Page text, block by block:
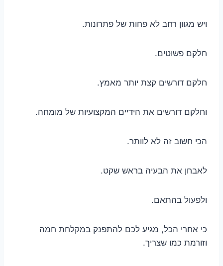
ויש מגוון רחב לא פחות של פתרונות.
חלקם פשוטים.
חלקם דורשים קצת יותר מאמץ.
וחלקם דורשים את הידיים המקצועיות של מומחה.
הכי חשוב זה לא לוותר.
לאבחן את הבעיה בראש שקט.
ולפעול בהתאם.
כי אחרי הכל, מגיע לכם להתפנק במקלחת חמה
וזורמת כמו שצריך.